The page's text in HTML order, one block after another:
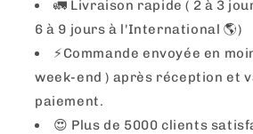
🚛 Livraison rapide ( 2 à 3
6 à 9 jours à l'International 🌎)
⚡️Commande envoyée en
week-end ) après réception et
paiement.
😍 Plus de 5000 clients